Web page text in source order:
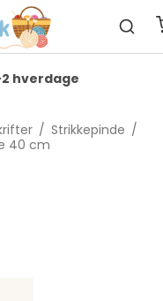
hverdage
/ Strikkepinde /
40 cm